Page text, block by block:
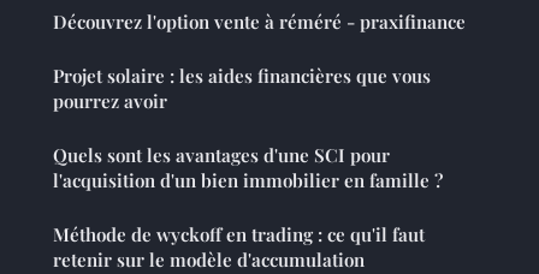
Découvrez l'option vente à réméré - praxifinance
Projet solaire : les aides financières que vous
pourrez avoir
Quels sont les avantages d'une SCI pour
l'acquisition d'un bien immobilier en famille ?
Méthode de wyckoff en trading : ce qu'il faut
retenir sur le modèle d'accumulation